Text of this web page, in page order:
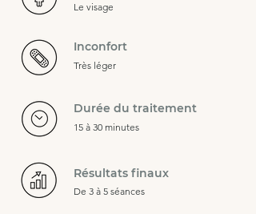
Le visage
Inconfort
Très léger
Durée du traitement
15 à 30 minutes
Résultats finaux
De 3 à 5 séances